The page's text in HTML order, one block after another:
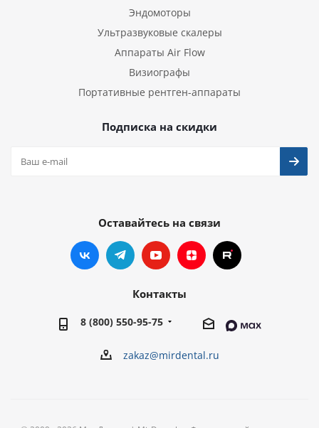
Эндомоторы
Ультразвуковые скалеры
Аппараты Air Flow
Визиографы
Портативные рентген-аппараты
Подписка на скидки
Оставайтесь на связи
Контакты
8 (800) 550-95-75
zakaz@mirdental.ru